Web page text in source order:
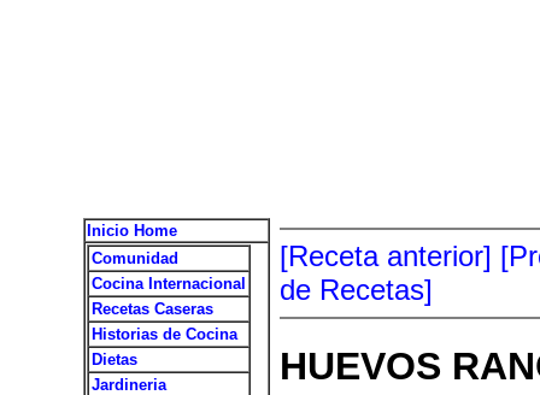
Inicio Home
Comunidad
Cocina Internacional
Recetas Caseras
Historias de Cocina
Dietas
Jardineria
[Receta anterior]
de Recetas]
HUEVOS